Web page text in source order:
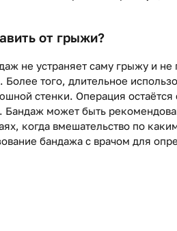
от грыжи?
не устраняет саму грыжу и не
того, длительное
стенки. Операция остаётся
может быть
когда вмешательство по
бандажа с врачом для